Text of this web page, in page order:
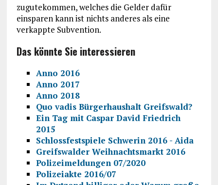
zugutekommen, welches die Gelder dafür
einsparen kann ist nichts anderes als eine
verkappte Subvention.
Das könnte Sie interessieren
Anno 2016
Anno 2017
Anno 2018
Quo vadis Bürgerhaushalt Greifswald?
Ein Tag mit Caspar David Friedrich
2015
Schlossfestspiele Schwerin 2016 - Aida
Greifswalder Weihnachtsmarkt 2016
Polizeimeldungen 07/2020
Polizeiakte 2016/07